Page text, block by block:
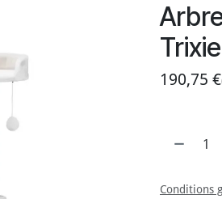
Trixie
190,75 €
Conditions